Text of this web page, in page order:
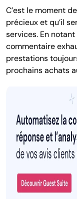
C’est le moment
précieux et qu’il
services. En
commentaire
prestations
prochains achats